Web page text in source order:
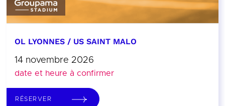
OL LYONNES / US SAINT MALO
14 novembre 2026
date et heure à confirmer
RÉSERVER